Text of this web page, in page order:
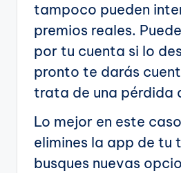
tampoco pueden
premios reales.
por tu cuenta si lo
pronto te darás
trata de una pérdida
Lo mejor en este
elimines la app de tu
busques nuevas